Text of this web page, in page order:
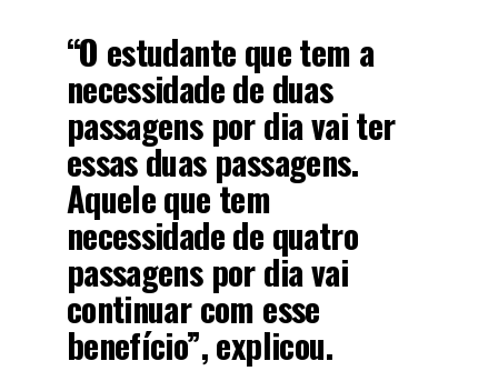
“O estudante que tem a
necessidade de duas
passagens por dia vai ter
essas duas passagens.
Aquele que tem
necessidade de quatro
passagens por dia vai
continuar com esse
benefício”, explicou.